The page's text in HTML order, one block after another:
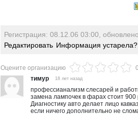
Регистрация: 08.12.06 03:00,
Редактировать Информация устарела?
Оцените организацию
тимур
18 лет назад
профессианализм слесарей и
замена лампочек в фарах стоит 900
Диагностику авто делает лицо
если ничего дополнительно не